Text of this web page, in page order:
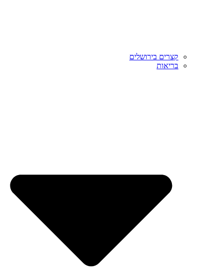
קצרים בירושלים
בריאות